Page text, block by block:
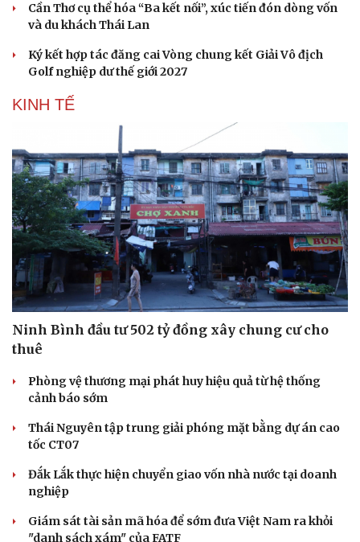
Cần Thơ cụ thể hóa “Ba kết nối”, xúc tiến đón dòng vốn
và du khách Thái Lan
Ký kết hợp tác đăng cai Vòng chung kết Giải Vô địch
Golf nghiệp dư thế giới 2027
KINH TẾ
Ninh Bình đầu tư 502 tỷ đồng xây chung cư cho
thuê
Phòng vệ thương mại phát huy hiệu quả từ hệ thống
cảnh báo sớm
Thái Nguyên tập trung giải phóng mặt bằng dự án cao
tốc CT07
Đắk Lắk thực hiện chuyển giao vốn nhà nước tại doanh
nghiệp
Giám sát tài sản mã hóa để sớm đưa Việt Nam ra khỏi
"danh sách xám" của FATF